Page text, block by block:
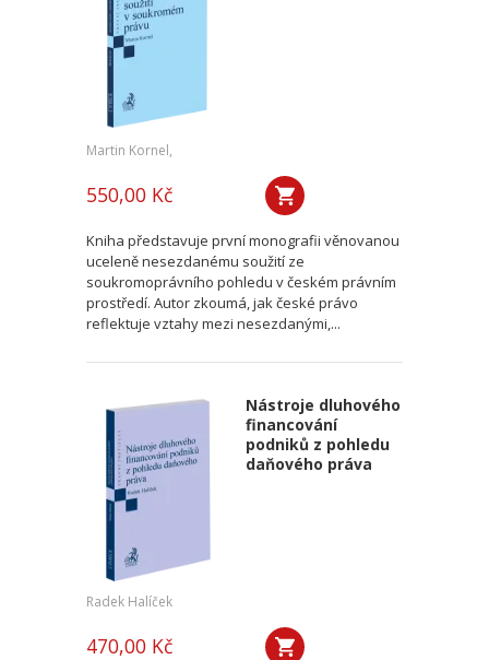
Martin Kornel,
550,00 Kč
Kniha představuje první monografii věnovanou
uceleně nesezdanému soužití ze
soukromoprávního pohledu v českém právním
prostředí. Autor zkoumá, jak české právo
reflektuje vztahy mezi nesezdanými,...
Nástroje dluhového
financování
podniků z pohledu
daňového práva
Radek Halíček
470,00 Kč